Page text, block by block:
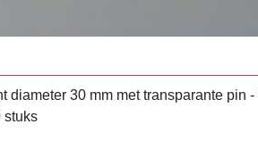
diameter 30 mm met transparante pin
stuks